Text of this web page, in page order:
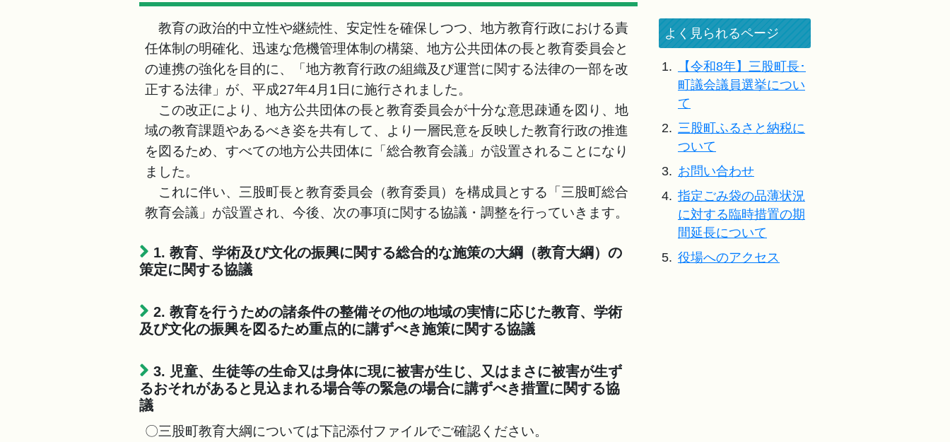
教育の政治的中立性や継続性、安定性を確保しつつ、地方教育行政における責
任体制の明確化、迅速な危機管理体制の構築、地方公共団体の長と教育委員会と
の連携の強化を目的に、「地方教育行政の組織及び運営に関する法律の一部を改
正する法律」が、平成27年4月1日に施行されました。
この改正により、地方公共団体の長と教育委員会が十分な意思疎通を図り、地
域の教育課題やあるべき姿を共有して、より一層民意を反映した教育行政の推進
を図るため、すべての地方公共団体に「総合教育会議」が設置されることになり
ました。
これに伴い、三股町長と教育委員会（教育委員）を構成員とする「三股町総合
教育会議」が設置され、今後、次の事項に関する協議・調整を行っていきます。
1. 教育、学術及び文化の振興に関する総合的な施策の大綱（教育大綱）の
策定に関する協議
2. 教育を行うための諸条件の整備その他の地域の実情に応じた教育、学術
及び文化の振興を図るため重点的に講ずべき施策に関する協議
3. 児童、生徒等の生命又は身体に現に被害が生じ、又はまさに被害が生ず
るおそれがあると見込まれる場合等の緊急の場合に講ずべき措置に関する協
議
〇三股町教育大綱については下記添付ファイルでご確認ください。
よく見られるページ
1.
【令和8年】三股町長･
町議会議員選挙につい
て
2. 三股町ふるさと納税に
ついて
3. お問い合わせ
4. 指定ごみ袋の品薄状況
に対する臨時措置の期
間延長について
5. 役場へのアクセス